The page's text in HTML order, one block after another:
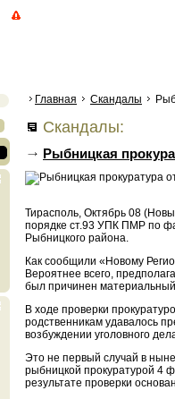
Главная Скандалы
Скандалы:
Рыбницкая
Тирасполь, Октябрь 08
порядке ст.93 УПК ПМР по
Рыбницкого района.
Как сообщили «Новому
Вероятнее всего,
был причинен
В ходе проверки
родственникам удавалось
возбуждении уголовного
Это не первый случай в
рыбницкой прокуратурой 4
результате проверки